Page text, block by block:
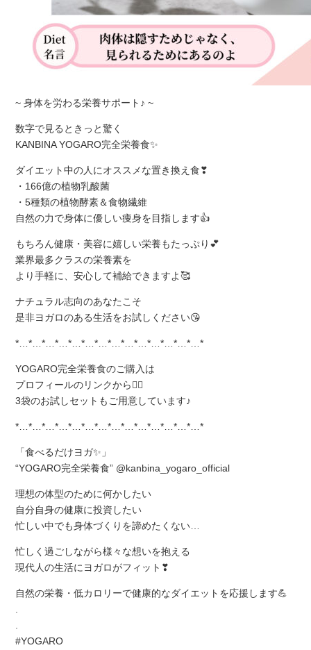
~ 身体を労わる栄養サポート♪ ~
数字で見るときっと驚く
KANBINA YOGARO完全栄養食✨
ダイエット中の人にオススメな置き換え食❣
・166億の植物乳酸菌
・5種類の植物酵素＆食物繊維
自然の力で身体に優しい痩身を目指します👍
もちろん健康・美容に嬉しい栄養もたっぷり💕
業界最多クラスの栄養素を
より手軽に、安心して補給できますよ🥰
ナチュラル志向のあなたこそ
是非ヨガロのある生活をお試しください😘
*…*…*…*…*…*…*…*…*…*…*…*…*…*…*
YOGARO完全栄養食のご購入は
プロフィールのリンクから💁‍♀
3袋のお試しセットもご用意しています♪
*…*…*…*…*…*…*…*…*…*…*…*…*…*…*
「食べるだけヨガ✨」
“YOGARO完全栄養食” @kanbina_yogaro_official
理想の体型のために何かしたい
自分自身の健康に投資したい
忙しい中でも身体づくりを諦めたくない…
忙しく過ごしながら様々な想いを抱える
現代人の生活にヨガロがフィット❣
自然の栄養・低カロリーで健康的なダイエットを応援します💪
.
.
#YOGARO